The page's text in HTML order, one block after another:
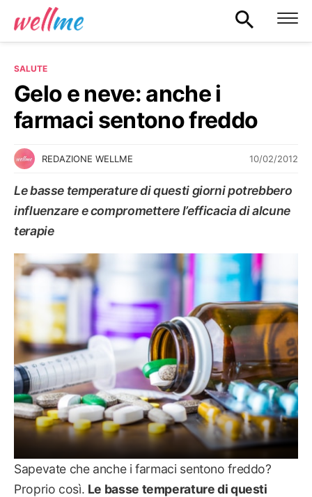
SALUTE
Gelo e neve: anche i
farmaci sentono freddo
REDAZIONE WELLME 10/02/2012
Le basse temperature di questi giorni potrebbero
influenzare e compromettere l’efficacia di alcune
terapie
SALUTE
Sapevate che anche i farmaci sentono freddo?
Proprio così. Le basse temperature di questi